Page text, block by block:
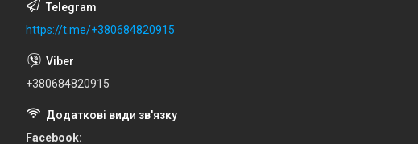
https://t.me/+380684820915
+380684820915
Facebook